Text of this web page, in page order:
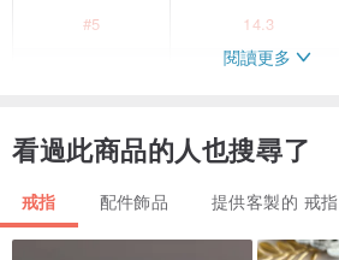
#5 14.3
14.6
#8 15.3
15.6
閱讀更多
看過此商品的人也搜尋了
戒指 配件飾品 提供客製的 戒指